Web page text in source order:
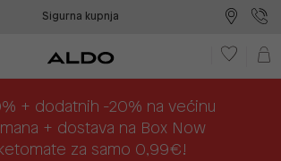
Sigurna kupnja
+ dodatnih -20% na većinu
+ dostava na Box Now
za samo 0,99€!